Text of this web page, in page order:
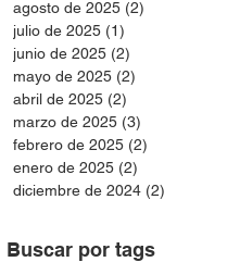
agosto de 2025 (2)
julio de 2025 (1)
junio de 2025 (2)
mayo de 2025 (2)
abril de 2025 (2)
marzo de 2025 (3)
febrero de 2025 (2)
enero de 2025 (2)
diciembre de 2024 (2)
Buscar por tags